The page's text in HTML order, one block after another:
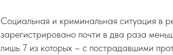
Социальная и криминальная ситуация в
зарегистрировано почти в два раза
лишь 7 из которых – с пострадавшими